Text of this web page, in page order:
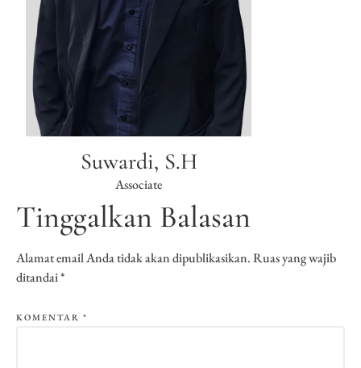
Suwardi, S.H
Associate
Tinggalkan Balasan
Alamat email Anda tidak akan dipublikasikan.Ruas yang wajib
ditandai*
KOMENTAR *